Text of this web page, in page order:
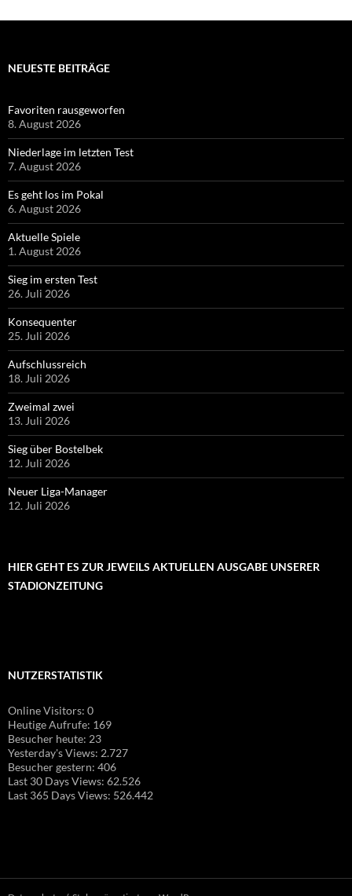
NEUESTE BEITRÄGE
Favoriten rausgeworfen
8. August 2026
Niederlage im letzten Test
7. August 2026
Es geht los im Pokal
6. August 2026
Aktuelle Spiele
1. August 2026
Sieg im ersten Test
26. Juli 2026
Konsequenter
25. Juli 2026
Aufschlussreich
18. Juli 2026
Zweimal zwei
13. Juli 2026
Sieg über Bostelbek
12. Juli 2026
Neuer Liga-Manager
12. Juli 2026
HIER GEHT ES ZUR JEWEILS AKTUELLEN AUSGABE UNSERER
STADIONZEITUNG
NUTZERSTATISTIK
Online Visitors: 0
Heutige Aufrufe: 169
Besucher heute: 23
Yesterday's Views: 2.727
Besucher gestern: 406
Last 30 Days Views: 62.526
Last 365 Days Views: 526.442